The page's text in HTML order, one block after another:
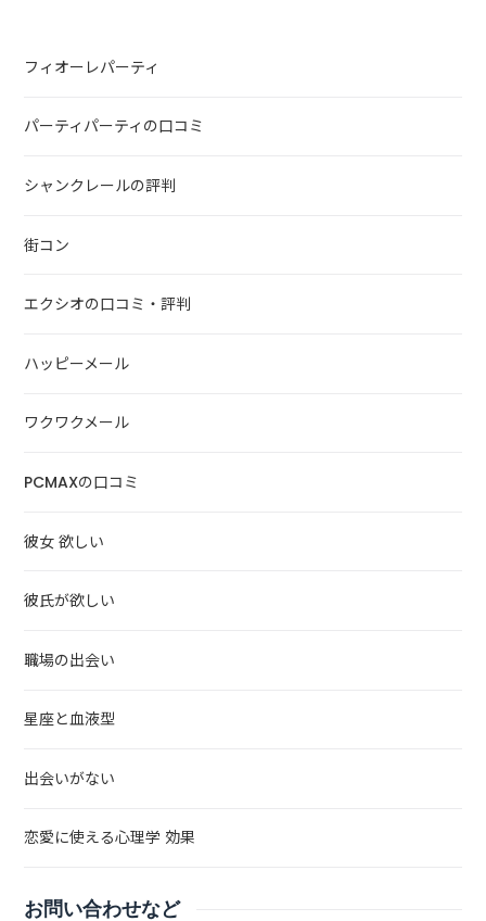
フィオーレパーティ
パーティパーティの口コミ
シャンクレールの評判
街コン
エクシオの口コミ・評判
ハッピーメール
ワクワクメール
PCMAXの口コミ
彼女 欲しい
彼氏が欲しい
職場の出会い
星座と血液型
出会いがない
恋愛に使える心理学 効果
お問い合わせなど